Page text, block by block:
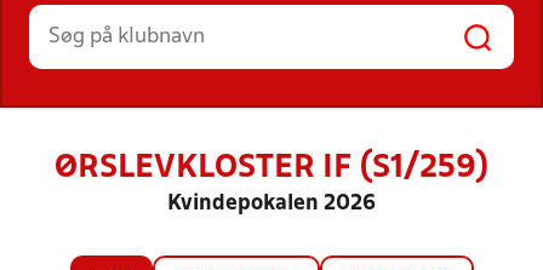
HOLD
ØRSLEVKLOSTER IF (S1/259)
Kvindepokalen 2026